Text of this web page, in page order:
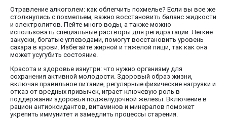
Отравление алкоголем: как облегчить похмелье? Если вы все же
столкнулись с похмельем, важно восстановить баланс жидкости
и электролитов. Пейте много воды, а также можно
использовать специальные растворы для регидратации. Легкие
закуски, богатые углеводами, помогут восстановить уровень
сахара в крови. Избегайте жирной и тяжелой пищи, так как она
может усугубить состояние.
Красота и здоровье изнутри: что нужно организму для
сохранения активной молодости. Здоровый образ жизни,
включая правильное питание, регулярные физические нагрузки и
отказ от вредных привычек, играет ключевую роль в
поддержании здоровья поджелудочной железы. Включение в
рацион антиоксидантов, витаминов и минералов поможет
укрепить иммунитет и замедлить процессы старения.